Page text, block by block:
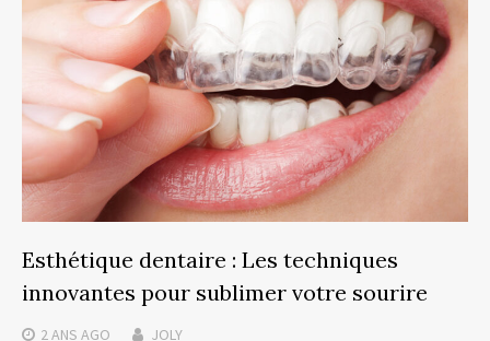
Esthétique dentaire : Les techniques
innovantes pour sublimer votre sourire
2 ANS AGO JOLY